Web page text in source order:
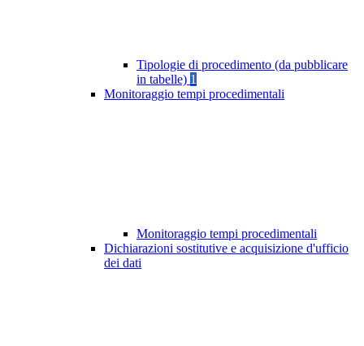
Tipologie di procedimento (da pubblicare
in tabelle) 1
Monitoraggio tempi procedimentali
Monitoraggio tempi procedimentali
Dichiarazioni sostitutive e acquisizione d'ufficio
dei dati